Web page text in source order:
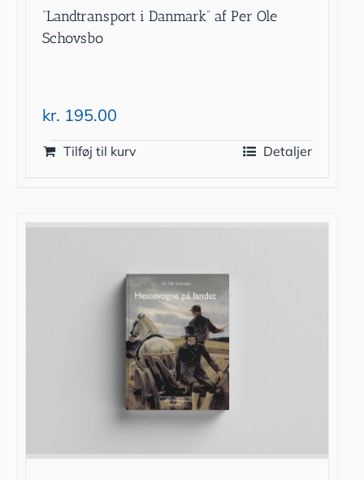
“Landtransport i Danmark” af Per Ole
Schovsbo
kr. 195.00
Tilføj til kurv Detaljer